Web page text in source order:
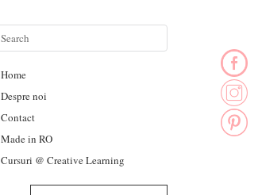
Home
Despre noi
Contact
Made in RO
Cursuri @ Creative Learning